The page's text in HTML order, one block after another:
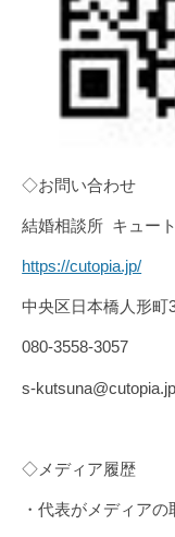
◇お問い合わせ
結婚相談所 キュー
https://cutopia.jp/
中央区日本橋人形町
080-3558-3057
s-kutsuna@cutopia.jp
◇メディア履歴
・代表がメディア